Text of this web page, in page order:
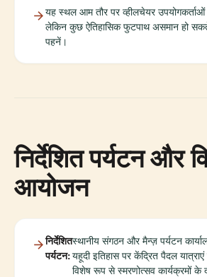
यह स्थल आम तौर पर व्हीलचेयर
लेकिन कुछ ऐतिहासिक फुटपाथ असमान हो
पहनें।
निर्देशित पर्यटन और
आयोजन
निर्देशित
पर्यटन:
स्थानीय संगठन और मैन्ज़ पर्यटन
यहूदी इतिहास पर केंद्रित पैदल
विशेष रूप से स्मरणोत्सव कार्यक्रमों के